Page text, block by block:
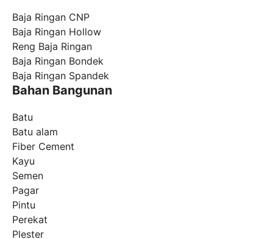
Baja Ringan CNP
Baja Ringan Hollow
Reng Baja Ringan
Baja Ringan Bondek
Baja Ringan Spandek
Bahan Bangunan
Batu
Batu alam
Fiber Cement
Kayu
Semen
Pagar
Pintu
Perekat
Plester